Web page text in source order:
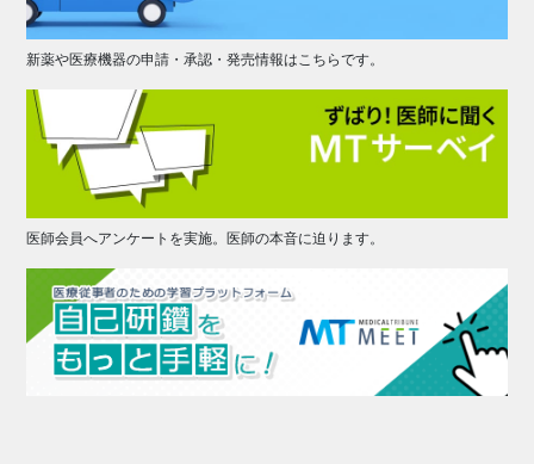
新薬や医療機器の申請・承認・発売情報はこちらです。
医師会員へアンケートを実施。医師の本音に迫ります。